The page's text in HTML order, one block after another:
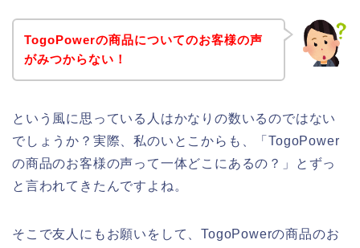
TogoPowerの商品についてのお客様の声
がみつからない！
という風に思っている人はかなりの数いるのではない
でしょうか？実際、私のいとこからも、「TogoPower
の商品のお客様の声って一体どこにあるの？」とずっ
と言われてきたんですよね。
そこで友人にもお願いをして、TogoPowerの商品のお